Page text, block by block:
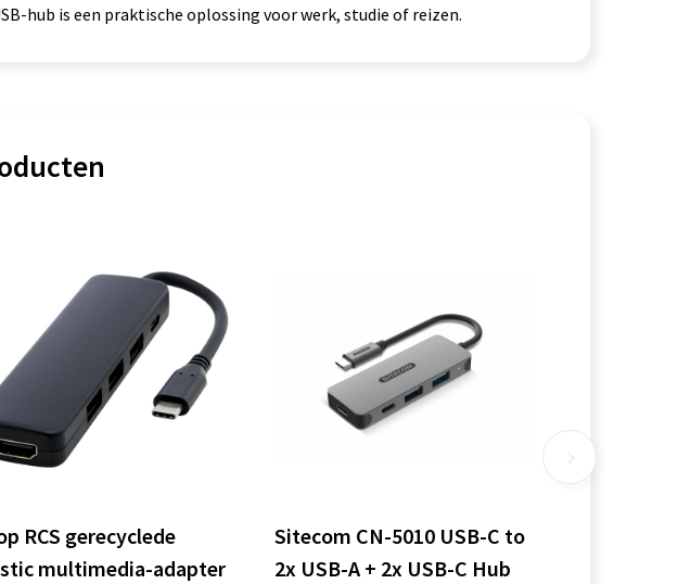
hub is een praktische oplossing voor werk, studie of reizen.
RCS gerecyclede
multimedia-adapter
Sitecom CN-5010 USB-C to
2x USB-A + 2x USB-C Hub